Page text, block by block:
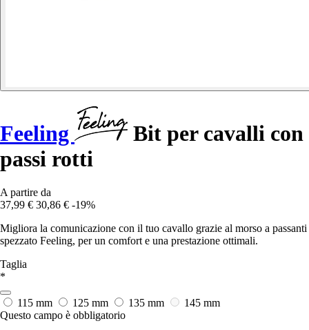
Feeling
Bit per cavalli con
passi rotti
A partire da
37,99 € 30,86 € -19%
Migliora la comunicazione con il tuo cavallo grazie al morso a passanti
spezzato Feeling, per un comfort e una prestazione ottimali.
Taglia
*
115 mm 125 mm 135 mm
145 mm
Questo campo è obbligatorio